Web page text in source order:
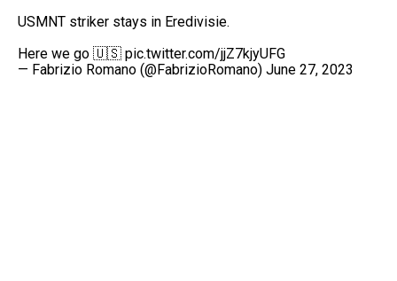
USMNT striker stays in Eredivisie.
Here we go 🇺🇸 pic.twitter.com/jjZ7kjyUFG
— Fabrizio Romano (@FabrizioRomano) June 27, 2023